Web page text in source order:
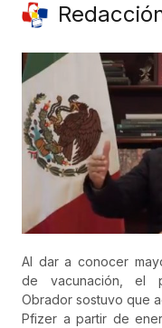
Al dar a conocer
de vacunación, el
Obrador sostuvo que
Pfizer a partir de